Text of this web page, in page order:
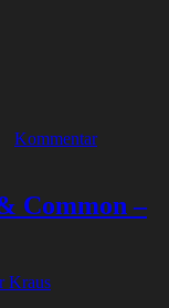
Kommentar
Common –
Kraus